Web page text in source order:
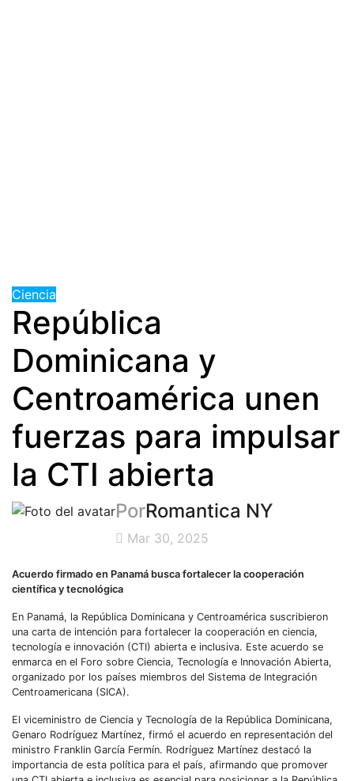
Ciencia
República
Dominicana y
Centroamérica unen
fuerzas para impulsar
la CTI abierta
PorRomantica NY
Mar 30, 2025
Acuerdo firmado en Panamá busca fortalecer la cooperación
científica y tecnológica
En Panamá, la República Dominicana y Centroamérica suscribieron
una carta de intención para fortalecer la cooperación en ciencia,
tecnología e innovación (CTI) abierta e inclusiva. Este acuerdo se
enmarca en el Foro sobre Ciencia, Tecnología e Innovación Abierta,
organizado por los países miembros del Sistema de Integración
Centroamericana (SICA).
El viceministro de Ciencia y Tecnología de la República Dominicana,
Genaro Rodríguez Martínez, firmó el acuerdo en representación del
ministro Franklin García Fermín. Rodríguez Martínez destacó la
importancia de esta política para el país, afirmando que promover